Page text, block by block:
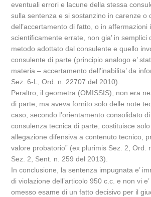
eventuali errori e lacune della stessa
sulla sentenza e si sostanzino in carenze o
dell’accertamento di fatto, o in affermazioni
scientificamente errate, non gia’ in semplici
metodo adottato dal consulente e quello
consulente di parte (principio analogo e’
materia – accertamento dell’inabilita’ da
Sez. 6-L, Ord. n. 22707 del 2010).
Peraltro, il geometra (OMISSIS), non era
di parte, ma aveva fornito solo delle note
caso, secondo l’orientamento consolidato
consulenza tecnica di parte, costituisce
allegazione difensiva a contenuto tecnico,
valore probatorio” (ex plurimis Sez. 2, Ord.
Sez. 2, Sent. n. 259 del 2013).
In conclusione, la sentenza impugnata e’
di violazione dell’articolo 950 c.c. e non vi
omesso esame di un fatto decisivo per il